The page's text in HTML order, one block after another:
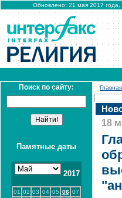
Обновлено: 21 мая 2017
Поиск по сайту:
Памятные даты
2017
01 02 03 04 05 06 07
Главная
18